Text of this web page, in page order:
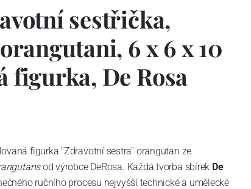
sestřička,
6 x 6 x 10
figurka, De Rosa
figurka "Zdravotní sestra" orangutan ze
od výrobce DeRosa. Každá tvorba sbírek De
ručního procesu nejvyšší technické a umělecké